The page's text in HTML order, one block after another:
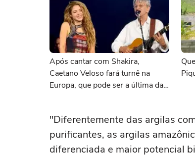
Após cantar com Shakira,
Caetano Veloso fará turnê na
Europa, que pode ser a última da
"Diferentemente das argilas
purificantes, as argilas
diferenciada e maior potencial